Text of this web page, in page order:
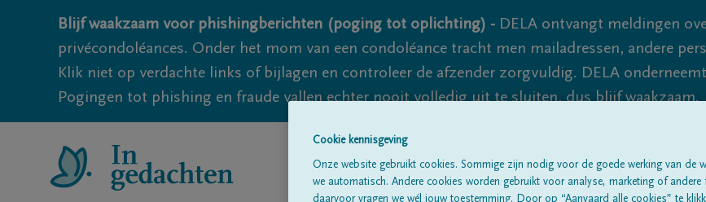
Blijf waakzaam voor phishingberichten (poging tot oplichting) - DELA ontvangt meldingen
privécondoléances. Onder het mom van een condoléance tracht men mailadressen, andere
Klik niet op verdachte links of bijlagen en controleer de afzender zorgvuldig. DELA
Pogingen tot phishing en fraude vallen echter nooit volledig uit te sluiten, dus blijf waakzaam.
Alle rouwberichtenOver
Cookie kennisgeving
Onze website gebruikt cookies. Sommige zijn nodig voor de goede werking van de
we automatisch. Andere cookies worden gebruikt voor analyse, marketing of andere
daarvoor vragen we wél jouw toestemming. Door op “Aanvaard alle cookies” te